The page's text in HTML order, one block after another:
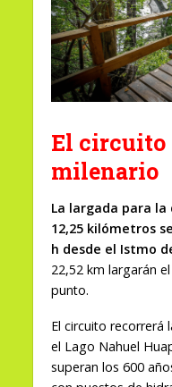
El circuito
milenario
La largada para
12,25 kilómetros
h desde el Istmo
22,52 km largarán
punto.
El circuito recorrerá
el Lago Nahuel
superan los 600